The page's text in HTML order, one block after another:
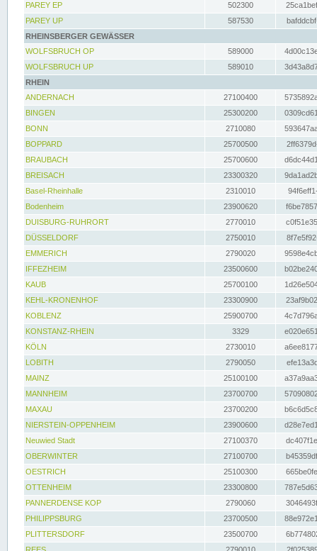
PAREY EP
502300
PAREY UP
587530
RHEINSBERGER GEWÄSSER
WOLFSBRUCH OP
589000
WOLFSBRUCH UP
589010
RHEIN
ANDERNACH
27100400
BINGEN
25300200
BONN
2710080
BOPPARD
25700500
BRAUBACH
25700600
BREISACH
23300320
Basel-Rheinhalle
2310010
Bodenheim
23900620
DUISBURG-RUHRORT
2770010
DÜSSELDORF
2750010
EMMERICH
2790020
IFFEZHEIM
23500600
KAUB
25700100
KEHL-KRONENHOF
23300900
KOBLENZ
25900700
KONSTANZ-RHEIN
3329
KÖLN
2730010
LOBITH
2790050
MAINZ
25100100
MANNHEIM
23700700
MAXAU
23700200
NIERSTEIN-OPPENHEIM
23900600
Neuwied Stadt
27100370
OBERWINTER
27100700
OESTRICH
25100300
OTTENHEIM
23300800
PANNERDENSE KOP
2790060
PHILIPPSBURG
23700500
PLITTERSDORF
23500700